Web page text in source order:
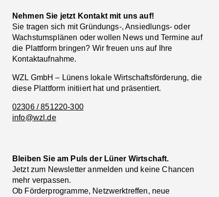
Nehmen Sie jetzt Kontakt mit uns auf!
Sie tragen sich mit Gründungs-, Ansiedlungs- oder
Wachstumsplänen oder wollen News und Termine auf
die Plattform bringen? Wir freuen uns auf Ihre
Kontaktaufnahme.
WZL GmbH – Lünens lokale Wirtschaftsförderung, die
diese Plattform initiiert hat und präsentiert.
02306 / 851220-300
info@wzl.de
Bleiben Sie am Puls der Lüner Wirtschaft.
Jetzt zum Newsletter anmelden und keine Chancen
mehr verpassen.
Ob Förderprogramme, Netzwerktreffen, neue